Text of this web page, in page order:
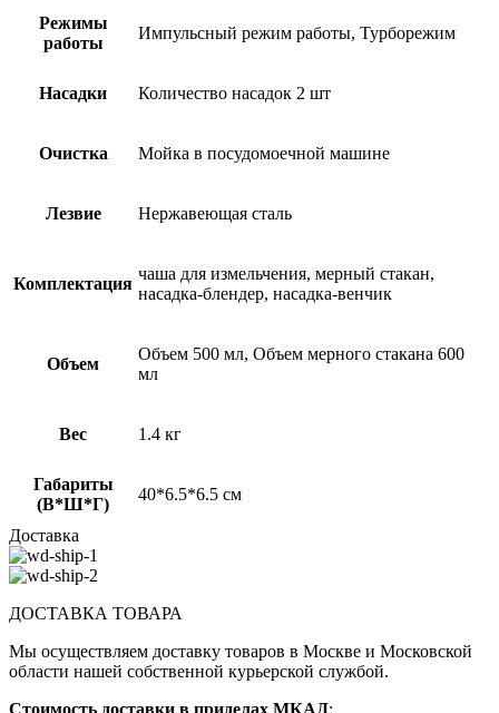
Режимы
работы
Импульсный режим работы, Турборежим
Насадки Количество насадок 2 шт
Очистка Мойка в посудомоечной машине
Лезвие Нержавеющая сталь
Комплектация
чаша для измельчения, мерный стакан,
насадка-блендер, насадка-венчик
Объем
Объем 500 мл, Объем мерного стакана 600
мл
Вес 1.4 кг
Габариты
(В*Ш*Г)
40*6.5*6.5 см
Доставка
ДОСТАВКА ТОВАРА
Мы осуществляем доставку товаров в Москве и Московской
области нашей собственной курьерской службой.
Стоимость доставки в приделах МКАД: